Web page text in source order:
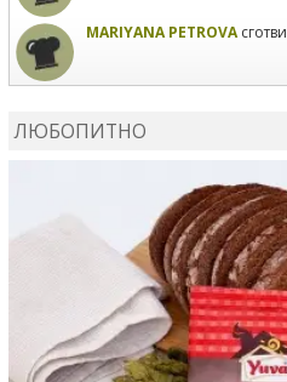
MARIYANA PETROVAсготви
ЛЮБОПИТНО